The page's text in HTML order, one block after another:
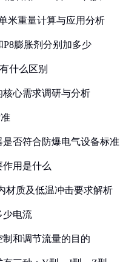
米重量计算与应用分析
P8膨胀剂分别加多少
什么区别
心需求调研与分析
否符合防爆电气设备标准
用是什么
材质及低温冲击要求解析
少电流
和调节流量的目的